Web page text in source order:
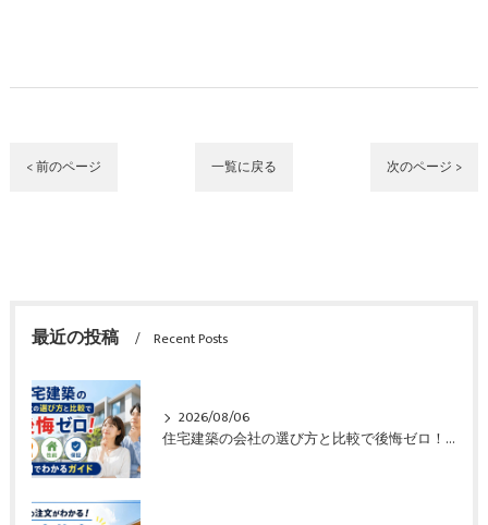
< 前のページ 一覧に戻る 次のページ >
最近の投稿 Recent Posts
2026/08/06
住宅建築の会社の選び方と比較で後悔ゼロ！価格や性能や保証も一目でわかるガイド